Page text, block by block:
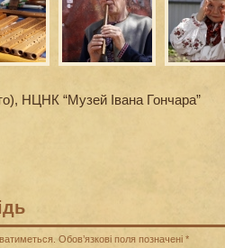
НЦНК “Музей Івана Гончара”
Обов’язкові поля позначені *